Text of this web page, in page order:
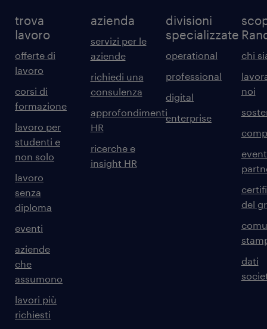
trova
lavoro
offerte di
lavoro
corsi di
formazione
lavoro per
studenti e
non solo
lavoro
senza
diploma
eventi
aziende
che
assumono
lavori più
richiesti
azienda
servizi per le
aziende
richiedi una
consulenza
approfondimenti
HR
ricerche e
insight HR
divisioni
specializzate
operational
professional
digital
enterprise
chi
noi
del
dati